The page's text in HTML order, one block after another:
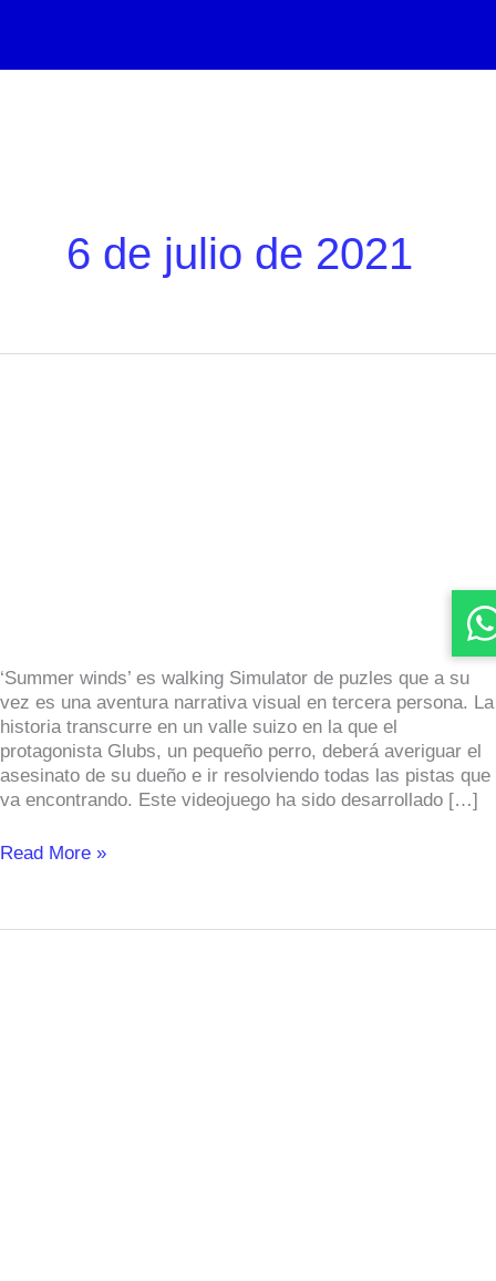
contenido
6 de julio de 2021
‘Summer winds’ es walking Simulator de puzles que a su
vez es una aventura narrativa visual en tercera persona. La
historia transcurre en un valle suizo en la que el
protagonista Glubs, un pequeño perro, deberá averiguar el
asesinato de su dueño e ir resolviendo todas las pistas que
va encontrando. Este videojuego ha sido desarrollado […]
de
Diseño
de
Videojuego
Read More »